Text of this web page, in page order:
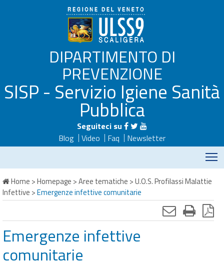
DIPARTIMENTO DI
PREVENZIONE
SISP - Servizio Igiene Sanità
Pubblica
Seguiteci su
Blog
Video Faq
Newsletter
Home >Homepage >Aree tematiche >U.O.S. Profilassi Malattie
Infettive >Emergenze infettive comunitarie
Emergenze infettive
comunitarie